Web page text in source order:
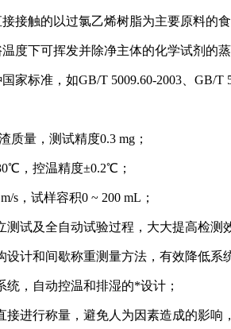
接触的以过氯乙烯树脂为主要原料的
度下可挥发并除净主体的化学试剂的蒸
家标准，如GB/T 5009.60-2003、GB/T
质量，测试精度0.3 mg；
，控温精度±0.2℃；
s，试样容积0 ~ 200 mL；
试及全自动试验过程，大大提高检测
计和间歇称重测量方法，有效降低系
，自动控温和排湿的*设计；
进行称量，避免人为因素造成的影响